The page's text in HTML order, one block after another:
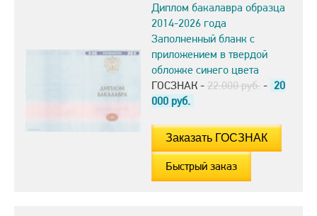
Диплом бакалавра образца
2014-2026 года
Заполненный бланк с
приложением в твердой
обложке синего цвета
ГОСЗНАК - 22.000 руб. - 20
000 руб.
Быстрый заказ